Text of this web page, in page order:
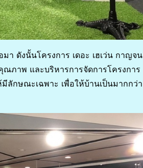
า ดังนั้นโครงการ เดอะ เฮเว่น กาญจน
ณภาพ และบริหารการจัดการโครงการ
ลักษณะเฉพาะ เพื่อให้บ้านเป็นมากกว่า